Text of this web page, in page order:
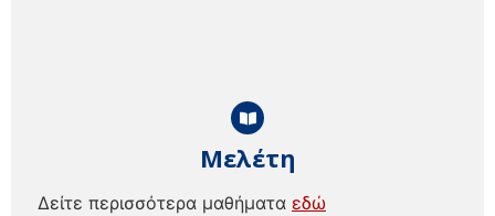
Μελέτη
Δείτε περισσότερα μαθήματα εδώ